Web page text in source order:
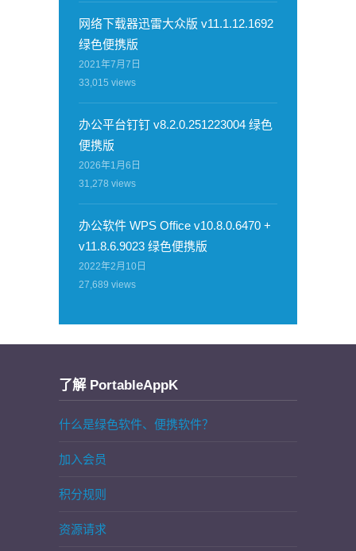
网络下载器迅雷大众版 v11.1.12.1692
绿色便携版
2021年7月7日
33,015 views
办公平台钉钉 v8.2.0.251223004 绿色
便携版
2026年1月6日
31,278 views
办公软件 WPS Office v10.8.0.6470 +
v11.8.6.9023 绿色便携版
2022年2月10日
27,689 views
了解 PortableAppK
什么是绿色软件、便携软件？
加入会员
积分规则
资源请求